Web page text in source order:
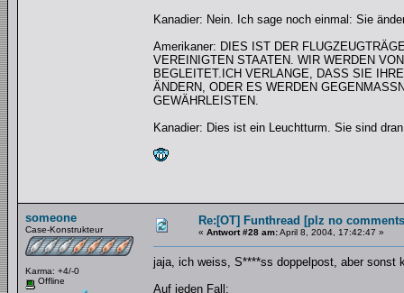
Kanadier: Nein. Ich sage noch einmal: Sie
Amerikaner: DIES IST DER
VEREINIGTEN STAATEN. WIR WERDEN
BEGLEITET.ICH VERLANGE, DASS SIE
ÄNDERN, ODER ES WERDEN
GEWÄHRLEISTEN.
Kanadier: Dies ist ein Leuchtturm. Sie sind
someone
Case-Konstrukteur
Karma: +4/-0
Offline
Re:[OT] Funthread [plz no
« Antwort #28 am:April 8, 2004, 17:42:47 »
jaja, ich weiss, S****ss doppelpost, aber
Auf jeden Fall: